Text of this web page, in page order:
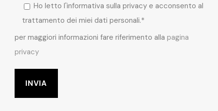
Ho letto l'informativa sulla privacy e acconsento al
trattamento dei miei dati personali.*
per maggiori informazioni fare riferimento alla pagina
privacy